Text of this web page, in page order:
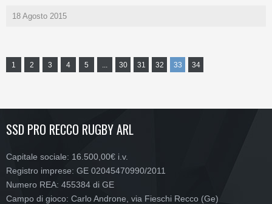
18 Agosto 2015
1 2 3 4 5 30 31 32 33 34
SSD PRO RECCO RUGBY ARL
Capitale sociale: 16.500,00€ i.v.
Registro imprese: GE 02045470990/2011
Numero REA: 455384 di GE
Campo di gioco: Carlo Androne, via Fieschi Recco (Ge)